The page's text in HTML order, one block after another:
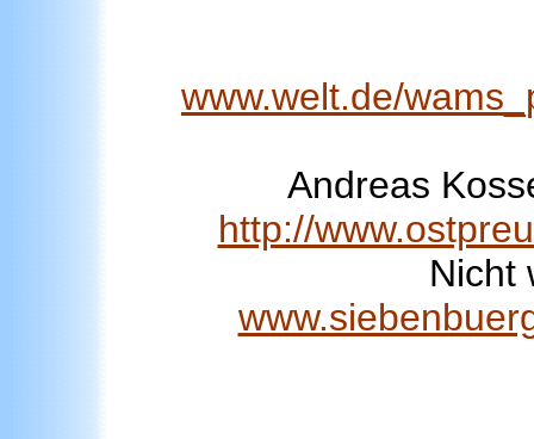
www.welt.de/
Andreas
http://
Nicht